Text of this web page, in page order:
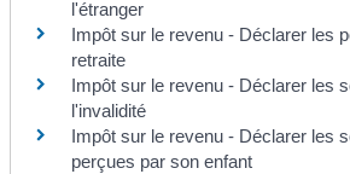
l'étranger
Impôt sur le revenu - Déclarer les
retraite
Impôt sur le revenu - Déclarer les
l'invalidité
Impôt sur le revenu - Déclarer les
perçues par son enfant